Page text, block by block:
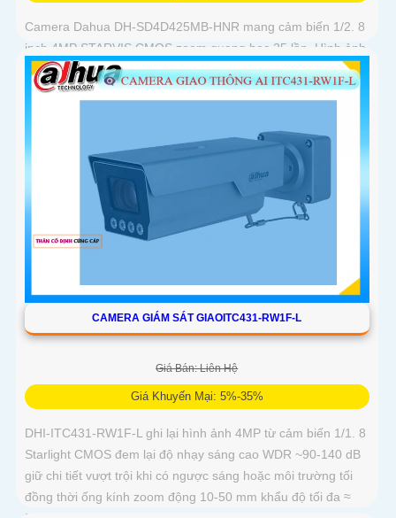
Camera Dahua DH-SD4D425MB-HNR mang cảm biến 1/2. 8
inch 4MP STARVIS CMOS zoom quang học 25 lần. Hình ảnh
sắc nét ban đêm với Starlight tầm hồng ngoại 100 mét ánh
sáng ấm 50 mét
CAMERA GIÁM SÁT GIAOITC431-RW1F-L
Giá Bán: Liên Hệ
Giá Khuyến Mại: 5%-35%
DHI-ITC431-RW1F-L ghi lại hình ảnh 4MP từ cảm biến 1/1. 8
Starlight CMOS đem lại độ nhạy sáng cao WDR ~90-140 dB
giữ chi tiết vượt trội khi có ngược sáng hoặc môi trường tối
đồng thời ống kính zoom động 10-50 mm khẩu độ tối đa ≈